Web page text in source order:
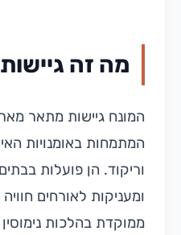
מה זה גיישות
המונח גיישות מתאר
המתמחות באומנויות
וריקוד. הן פועלות
ומעניקות לאורחים
ממוקדת בהלכות